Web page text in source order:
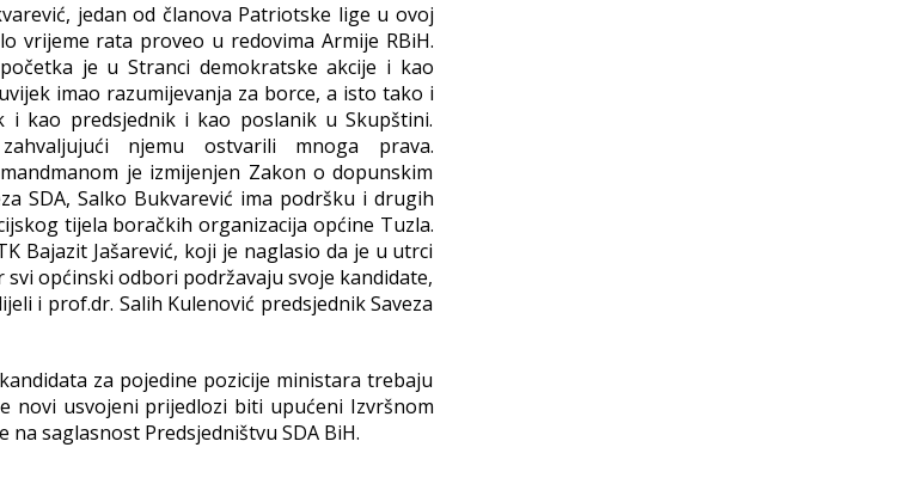
jedan od članova Patriotske lige u ovoj
vrijeme rata proveo u redovima Armije RBiH.
je u Stranci demokratske akcije i kao
imao razumijevanja za borce, a isto tako i
i kao predsjednik i kao poslanik u Skupštini.
njemu ostvarili mnoga prava.
je izmijenjen Zakon o dopunskim
SDA, Salko Bukvarević ima podršku i drugih
tijela boračkih organizacija općine Tuzla.
Bajazit Jašarević, koji je naglasio da je u utrci
općinski odbori podržavaju svoje kandidate,
i prof.dr. Salih Kulenović predsjednik Saveza
za pojedine pozicije ministara trebaju
novi usvojeni prijedlozi biti upućeni Izvršnom
saglasnost Predsjedništvu SDA BiH.